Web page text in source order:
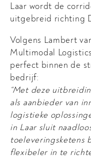
Laar wordt de
uitgebreid richting
Volgens Lambert
Multimodal
perfect binnen de
bedrijf:
“Met deze
als aanbieder van
logistieke
in Laar sluit
toeleveringsketens
flexibeler in te